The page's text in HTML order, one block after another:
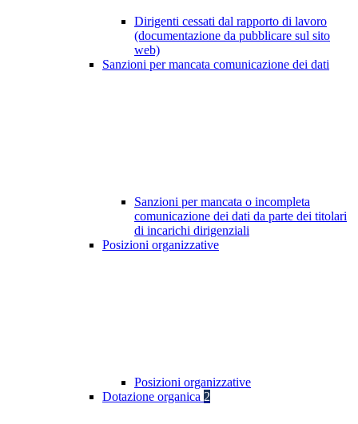
Dirigenti cessati dal rapporto di lavoro
(documentazione da pubblicare sul sito
web)
Sanzioni per mancata comunicazione dei dati
Sanzioni per mancata o incompleta
comunicazione dei dati da parte dei titolari
di incarichi dirigenziali
Posizioni organizzative
Posizioni organizzative
Dotazione organica 2